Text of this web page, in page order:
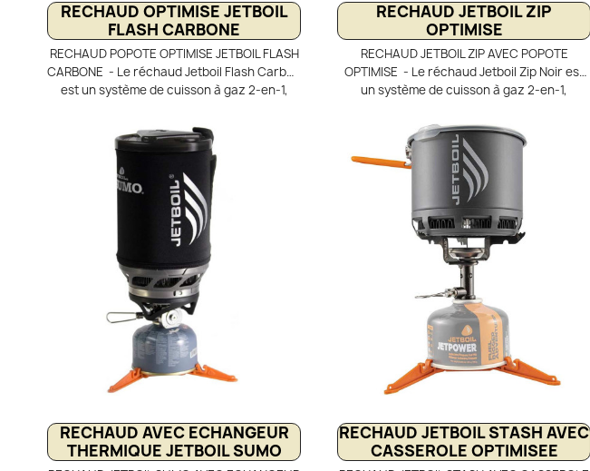
RECHAUD OPTIMISE JETBOIL
FLASH CARBONE
RECHAUD POPOTE OPTIMISE JETBOIL FLASH
CARBONE - Le réchaud Jetboil Flash Carbon
est un système de cuisson à gaz 2-en-1,
randonnée et le trek. Il combine un brûleur
performant avec une tasse popote de 1 L
équipée du répartiteur de chaleur FluxRing.
Son allumage piézo, sa housse isolante avec
indicateur de chauffe et son couvercle
passoire assurent confort et efficacité.
Compact et stable grâce à son trépied, il
permet de faire bouillir l’eau en seulement
2,5 minutes.
RECHAUD JETBOIL ZIP
OPTIMISE
RECHAUD JETBOIL ZIP AVEC POPOTE
OPTIMISE - Le réchaud Jetboil Zip Noir est
un système de cuisson à gaz 2-en-1,
randonnée en solo. Il combine un brûleur
puissant de 2100 W et une tasse aluminium
de 0,8 L avec échangeur thermique
FluxRing. Ce système optimise la cuisson,
réduit la consommation de gaz et protège
efficacement de l’effet du vent. Facile à
utiliser et rapide, il permet de faire bouillir
l’eau en quelques minutes lors de vos
bivouacs.
RECHAUD AVEC ECHANGEUR
THERMIQUE JETBOIL SUMO
RECHAUD JETBOIL STASH AVEC
CASSEROLE OPTIMISEE